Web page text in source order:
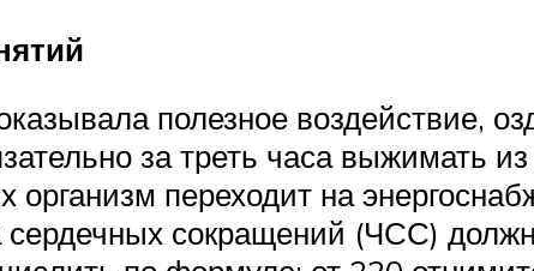
полезное воздействие,
за треть часа выжимать
организм переходит на
сердечных сокращений (ЧСС)